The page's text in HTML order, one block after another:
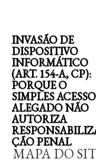
INVASÃO DE
DISPOSITIVO
INFORMÁTICO
(ART. 154-A, CP):
PORQUE O
SIMPLES ACESSO
ALEGADO NÃO
AUTORIZA
ÇÃO PENAL
MAPA DO